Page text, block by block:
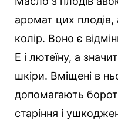
аромат цих плодів,
колір. Воно є
Е і лютеїну, а
шкіри. Вміщені в
допомагають
старіння і